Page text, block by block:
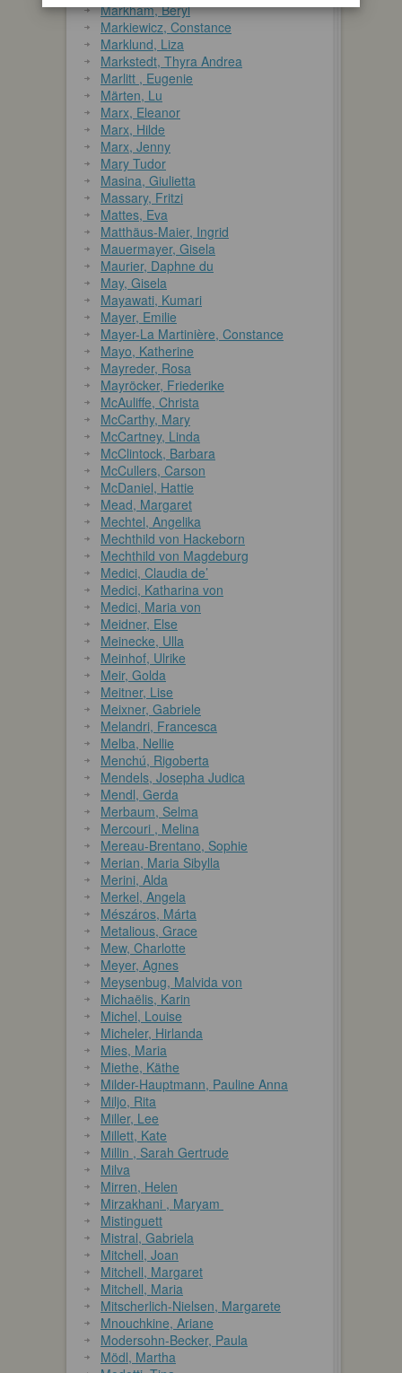
Markham, Beryl
Markiewicz, Constance
Marklund, Liza
Markstedt, Thyra Andrea
Marlitt , Eugenie
Märten, Lu
Marx, Eleanor
Marx, Hilde
Marx, Jenny
Mary Tudor
Masina, Giulietta
Massary, Fritzi
Mattes, Eva
Matthäus-Maier, Ingrid
Mauermayer, Gisela
Maurier, Daphne du
May, Gisela
Mayawati, Kumari
Mayer, Emilie
Mayer-La Martinière, Constance
Mayo, Katherine
Mayreder, Rosa
Mayröcker, Friederike
McAuliffe, Christa
McCarthy, Mary
McCartney, Linda
McClintock, Barbara
McCullers, Carson
McDaniel, Hattie
Mead, Margaret
Mechtel, Angelika
Mechthild von Hackeborn
Mechthild von Magdeburg
Medici, Claudia de’
Medici, Katharina von
Medici, Maria von
Meidner, Else
Meinecke, Ulla
Meinhof, Ulrike
Meir, Golda
Meitner, Lise
Meixner, Gabriele
Melandri, Francesca
Melba, Nellie
Menchú, Rigoberta
Mendels, Josepha Judica
Mendl, Gerda
Merbaum, Selma
Mercouri , Melina
Mereau-Brentano, Sophie
Merian, Maria Sibylla
Merini, Alda
Merkel, Angela
Mészáros, Márta
Metalious, Grace
Mew, Charlotte
Meyer, Agnes
Meysenbug, Malvida von
Michaëlis, Karin
Michel, Louise
Micheler, Hirlanda
Mies, Maria
Miethe, Käthe
Milder-Hauptmann, Pauline Anna
Miljo, Rita
Miller, Lee
Millett, Kate
Millin , Sarah Gertrude
Milva
Mirren, Helen
Mirzakhani , Maryam
Mistinguett
Mistral, Gabriela
Mitchell, Joan
Mitchell, Margaret
Mitchell, Maria
Mitscherlich-Nielsen, Margarete
Mnouchkine, Ariane
Modersohn-Becker, Paula
Mödl, Martha